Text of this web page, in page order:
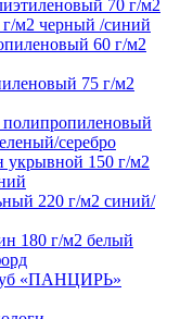
70 г/м2
г/м2 черный /синий
60 г/м2
75 г/м2
серебро
укрывной 150 г/м2
220 г/м2 синий/
180 г/м2 белый
«ПАНЦИРЬ»